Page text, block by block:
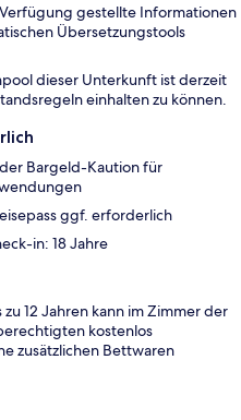
gestellte Informationen
Übersetzungstools
dieser Unterkunft ist derzeit
einhalten zu können.
Bargeld-Kaution für
ggf. erforderlich
in: 18 Jahre
12 Jahren kann im Zimmer der
kostenlos
zusätzlichen Bettwaren